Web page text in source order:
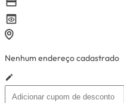
Nenhum endereço cadastrado